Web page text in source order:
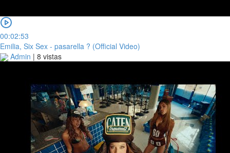
00:02:53
Emilia, Six Sex - pasarella ? (Official Video)
Admin | 8 vistas